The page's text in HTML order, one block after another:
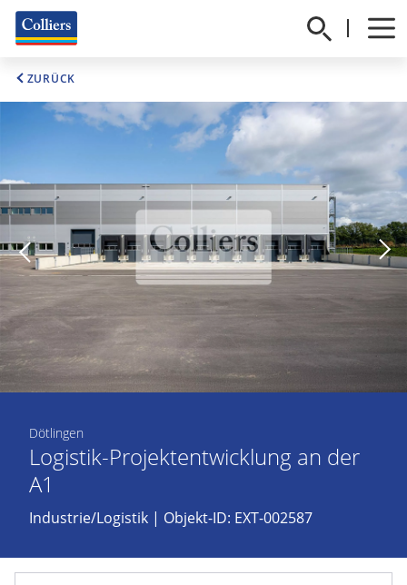
ZURÜCK
Dötlingen
Logistik-Projektentwicklung an der
A1
Industrie/Logistik | Objekt-ID: EXT-002587